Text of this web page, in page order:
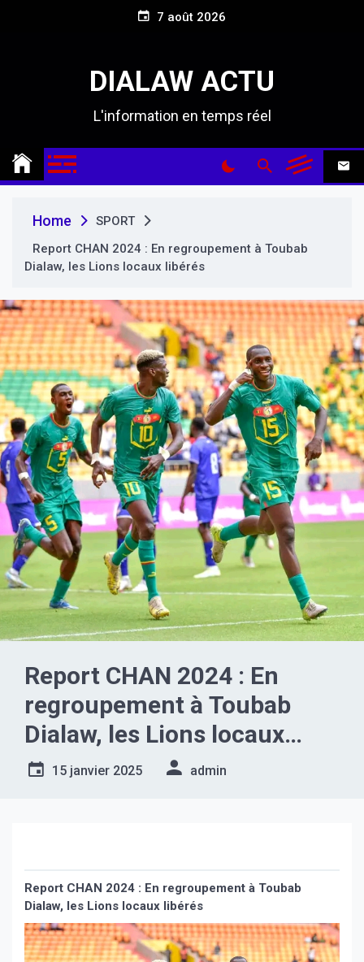
e
7 août 2026
DIALAW ACTU
L'information en temps réel
Home
SPORT
Report CHAN 2024 : En regroupement à Toubab
Dialaw, les Lions locaux libérés
Report CHAN 2024 : En
regroupement à Toubab
Dialaw, les Lions locaux
libérés
15 janvier 2025 admin
Report CHAN 2024 : En regroupement à Toubab
Dialaw, les Lions locaux libérés